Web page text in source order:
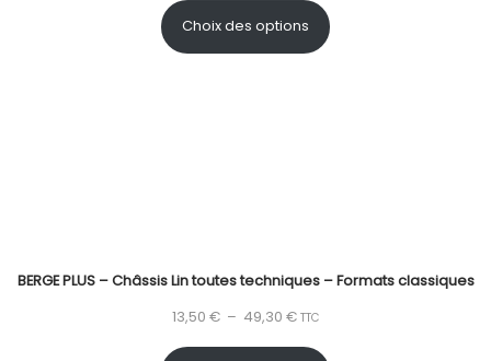
Choix des options
BERGE PLUS – Châssis Lin toutes techniques – Formats classiques
13,50 € – 49,30 € TTC